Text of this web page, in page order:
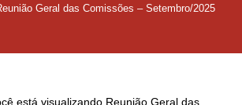
Geral das Comissões – Setembro/2025